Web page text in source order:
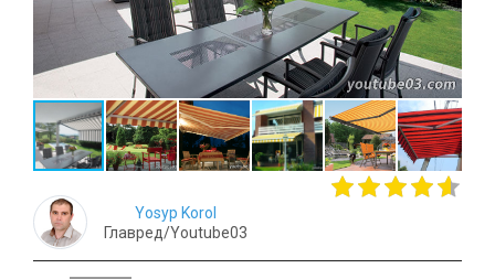
Yosyp Korol
Главред/Youtube03